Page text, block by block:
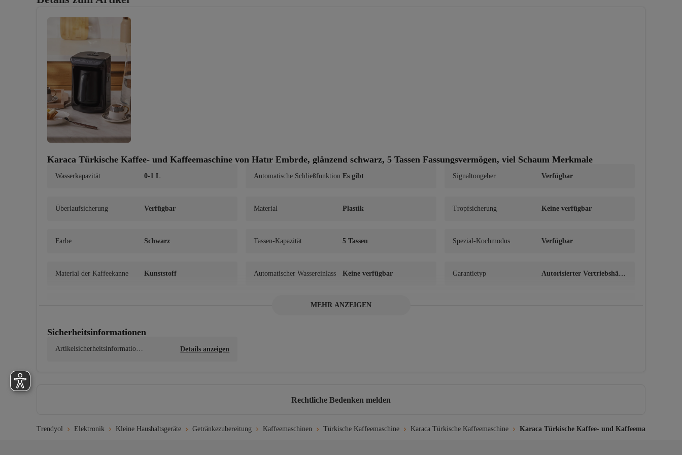
Karaca Türkische Kaffee- und Kaffeemaschine von Hatır Embrde, glänzend schwarz, 5 Tassen Fassungsvermögen, viel Schaum Merkmale
Wasserkapazität 0-1 L Automatische Schließfunktion Es gibt Signaltongeber Verfügbar
Überlaufsicherung Verfügbar Material Plastik Tropfsicherung Keine verfügbar
Farbe Schwarz Tassen-Kapazität 5 Tassen Spezial-Kochmodus Verfügbar
Material der Kaffeekanne Kunststoff Automatischer Wassereinlass Keine verfügbar Garantietyp
Autorisierter Vertriebshänd
50 Hz / 60 Hz
MEHR ANZEIGEN
Sicherheitsinformationen
Artikelsicherheitsinformatione
Details anzeigen
Rechtliche Bedenken melden
Trendyol Elektronik Kleine Haushaltsgeräte Getränkezubereitung Kaffeemaschinen Türkische Kaffeemaschine Karaca Türkische Kaffeemaschine Karaca Türkische Kaffee- und Kaffeemaschine von